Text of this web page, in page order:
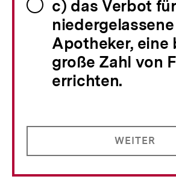
c) das Verbot für
niedergelassene
Apotheker, eine
große Zahl von
errichten.
WEITER